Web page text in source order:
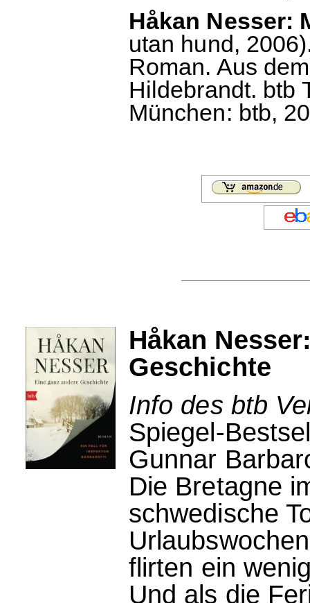
Håkan Nesser:
utan hund,
Roman. Aus
Hildebrandt. btb
München: btb,
Håkan
Geschichte
Info des btb
Spiegel-
Gunnar
Die Bretagne
schwedische
flirten ein
Und als die